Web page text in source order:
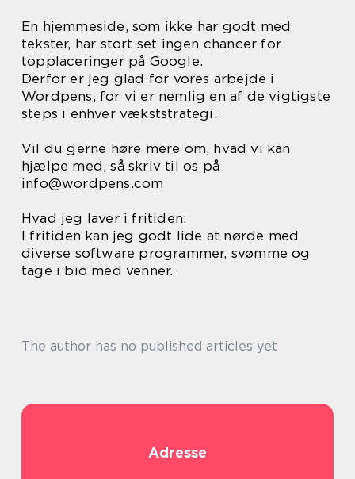
En hjemmeside, som ikke har godt med
tekster, har stort set ingen chancer for
topplaceringer på Google.
Derfor er jeg glad for vores arbejde i
Wordpens, for vi er nemlig en af de vigtigste
steps i enhver vækststrategi.
Vil du gerne høre mere om, hvad vi kan
hjælpe med, så skriv til os på
info@wordpens.com
Hvad jeg laver i fritiden:
I fritiden kan jeg godt lide at nørde med
diverse software programmer, svømme og
tage i bio med venner.
The author has no published articles yet
Adresse